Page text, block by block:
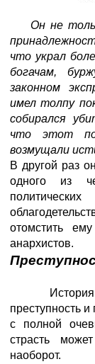
Он не
что украл
богачам,
законном
имел толпу
собирался
что этот
возмущали
В другой раз
одного из
отомстить
анархистов.
История
преступность и
с полной
страсть
наоборот.